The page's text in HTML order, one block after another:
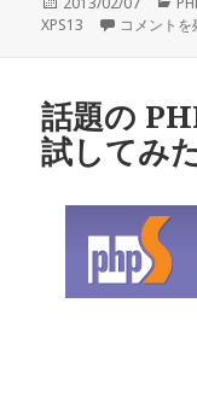
稿
テ
XPS13
PhpStorm
コメントを
話題の
試してみ